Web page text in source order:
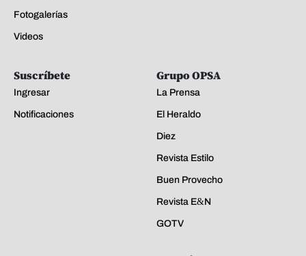
Fotogalerías
Videos
Suscríbete
Ingresar
Notificaciones
Grupo OPSA
La Prensa
El Heraldo
Diez
Revista Estilo
Buen Provecho
Revista E&N
GOTV